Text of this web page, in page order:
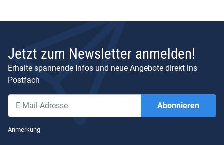
Jetzt zum Newsletter anmelden!
Erhalte spannende Infos und neue Angebote direkt ins
Postfach
Abonnieren
Anmerkung